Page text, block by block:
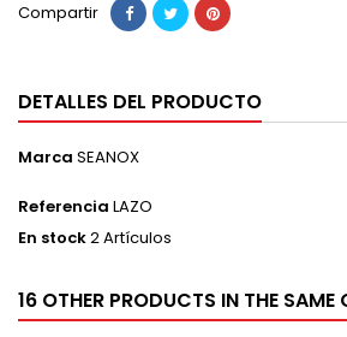
Compartir
DETALLES DEL PRODUCTO
Marca SEANOX
Referencia LAZO
En stock2 Artículos
16 OTHER PRODUCTS IN THE SAME